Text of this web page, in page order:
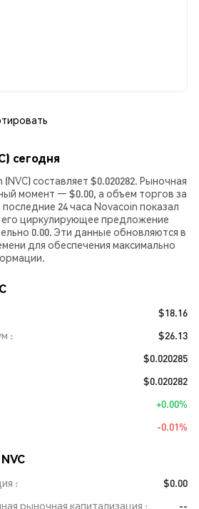
сегодня
составляет $0.020282. Рыночная
момент — $0.00, а объем торгов за
24 часа Novacoin показал
его циркулирующее предложение
0.00. Эти данные обновляются в
для обеспечения максимально
$18.16
$26.13
$0.020285
$0.020282
+0.00%
-0.01%
$0.00
рыночная капитализация
--